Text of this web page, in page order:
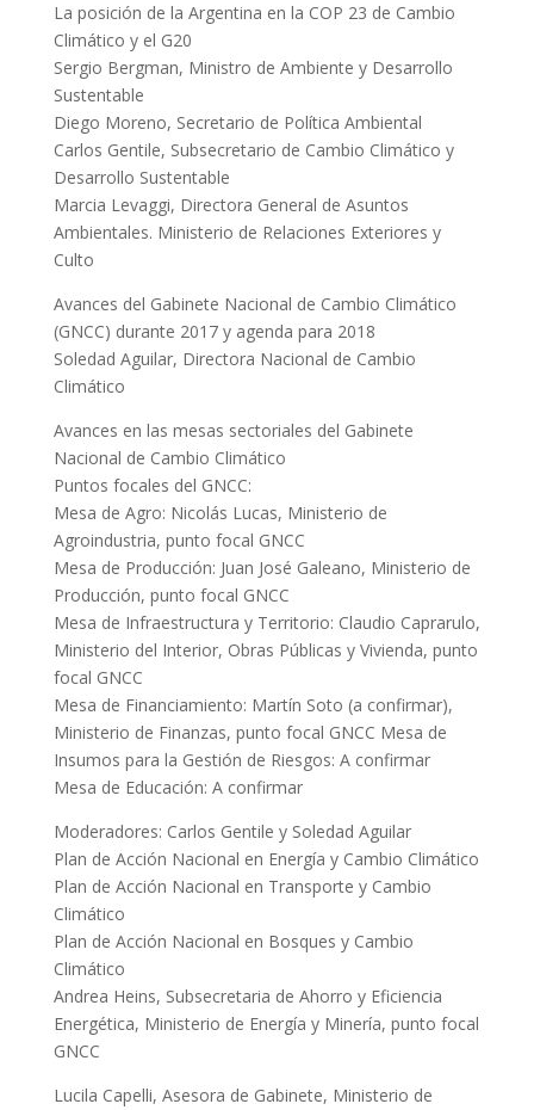
La posición de la Argentina en la COP 23 de Cambio
Climático y el G20
Sergio Bergman, Ministro de Ambiente y Desarrollo
Sustentable
Diego Moreno, Secretario de Política Ambiental
Carlos Gentile, Subsecretario de Cambio Climático y
Desarrollo Sustentable
Marcia Levaggi, Directora General de Asuntos
Ambientales. Ministerio de Relaciones Exteriores y
Culto
Avances del Gabinete Nacional de Cambio Climático
(GNCC) durante 2017 y agenda para 2018
Soledad Aguilar, Directora Nacional de Cambio
Climático
Avances en las mesas sectoriales del Gabinete
Nacional de Cambio Climático
Puntos focales del GNCC:
Mesa de Agro: Nicolás Lucas, Ministerio de
Agroindustria, punto focal GNCC
Mesa de Producción: Juan José Galeano, Ministerio de
Producción, punto focal GNCC
Mesa de Infraestructura y Territorio: Claudio Caprarulo,
Ministerio del Interior, Obras Públicas y Vivienda, punto
focal GNCC
Mesa de Financiamiento: Martín Soto (a confirmar),
Ministerio de Finanzas, punto focal GNCC Mesa de
Insumos para la Gestión de Riesgos: A confirmar
Mesa de Educación: A confirmar
Moderadores: Carlos Gentile y Soledad Aguilar
Plan de Acción Nacional en Energía y Cambio Climático
Plan de Acción Nacional en Transporte y Cambio
Climático
Plan de Acción Nacional en Bosques y Cambio
Climático
Andrea Heins, Subsecretaria de Ahorro y Eficiencia
Energética, Ministerio de Energía y Minería, punto focal
GNCC
Lucila Capelli, Asesora de Gabinete, Ministerio de